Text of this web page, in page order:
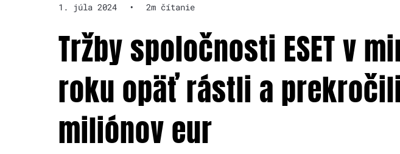
1. júla 2024 • 2m čítanie
Tržby spoločnosti ESET v
roku opäť rástli a
miliónov eur